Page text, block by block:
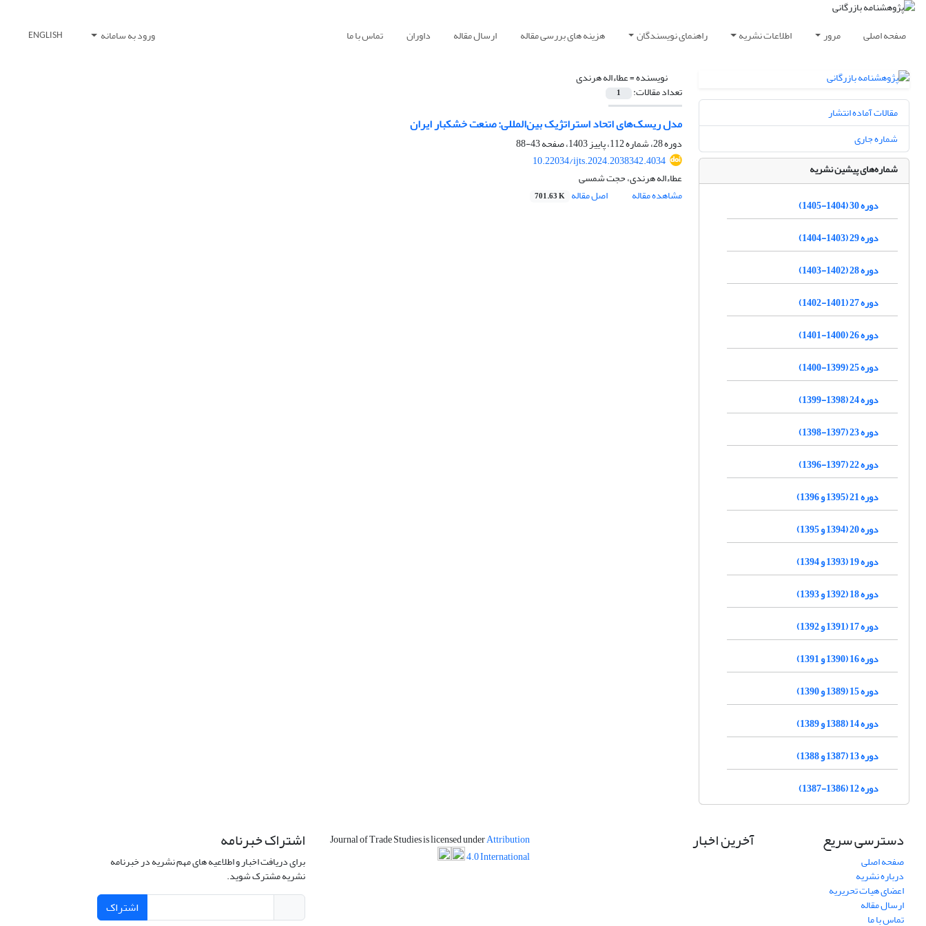
صفحه اصلی مرور اطلاعات نشریه راهنمای نویسندگان هزینه های بررسی مقاله ارسال مقاله داوران تماس با ما ورود به سامانه ENGLISH
نویسنده =عطاءاله هرندی
تعداد مقالات: 1
مدل ریسک‌های اتحاد استراتژیک بین‌المللی: صنعت خشکبار ایران
دوره 28، شماره 112، پاییز 1403، صفحه
43-88
10.22034/ijts.2024.2038342.4034
عطاءاله هرندی، حجت شمسی
مشاهده مقاله
اصل مقاله 701.63 K
مقالات آماده انتشار
شماره جاری
شماره‌های پیشین نشریه
دوره 30 (1404-1405)
دوره 29 (1403-1404)
دوره 28 (1402-1403)
دوره 27 (1401-1402)
دوره 26 (1400-1401)
دوره 25 (1399-1400)
دوره 24 (1398-1399)
دوره 23 (1397-1398)
دوره 22 (1397-1396)
دوره 21 (1395 و 1396)
دوره 20 (1394 و 1395)
دوره 19 (1393 و 1394)
دوره 18 (1392 و 1393)
دوره 17 (1391 و 1392)
دوره 16 (1390 و 1391)
دوره 15 (1389 و 1390)
دوره 14 (1388 و 1389)
دوره 13 (1387 و 1388)
دوره 12 (1386-1387)
دسترسی سریع
صفحه اصلی
درباره نشریه
اعضای هیات تحریریه
ارسال مقاله
تماس با ما
آخرین اخبار Journal of Trade Studies is licensed underAttribution
4.0 International
اشتراک خبرنامه
برای دریافت اخبار و اطلاعیه های مهم نشریه در خبرنامه
نشریه مشترک شوید.
اشتراک